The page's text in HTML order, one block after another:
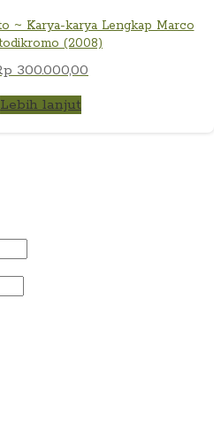
~ Karya-karya Lengkap Marco
(2008)
300.000,00
Lebih lanjut